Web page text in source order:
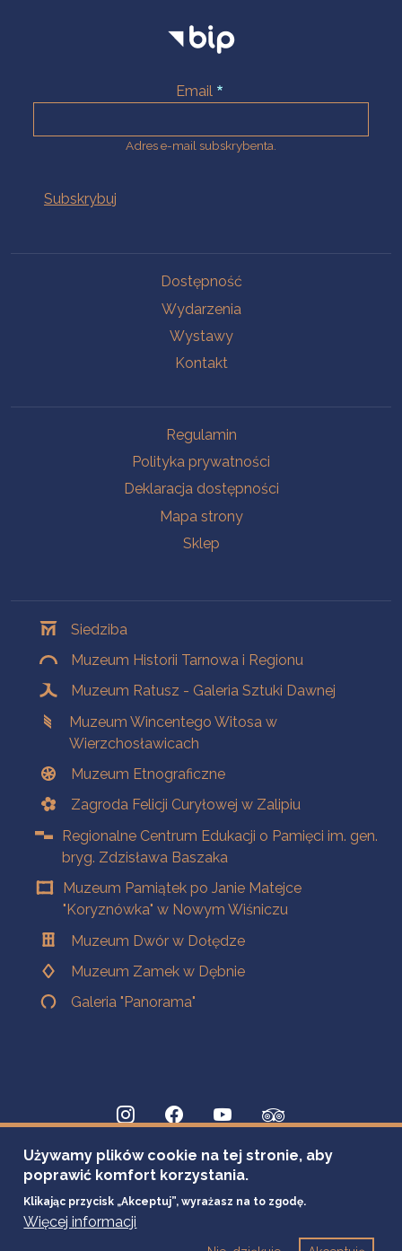
Email
Adres e-mail subskrybenta.
Dostępność
Wydarzenia
Wystawy
Kontakt
Regulamin
Polityka prywatności
Deklaracja dostępności
Mapa strony
Sklep
Siedziba
Muzeum Historii Tarnowa i Regionu
Muzeum Ratusz - Galeria Sztuki Dawnej
Muzeum Wincentego Witosa w
Wierzchosławicach
Muzeum Etnograficzne
Zagroda Felicji Curyłowej w Zalipiu
Regionalne Centrum Edukacji o Pamięci im. gen.
bryg. Zdzisława Baszaka
Muzeum Pamiątek po Janie Matejce
"Koryznówka" w Nowym Wiśniczu
Muzeum Dwór w Dołędze
Muzeum Zamek w Dębnie
Galeria "Panorama"
Używamy plików cookie na tej stronie, aby
poprawić komfort korzystania.
Klikając przycisk „Akceptuj”, wyrażasz na to zgodę.
Więcej informacji